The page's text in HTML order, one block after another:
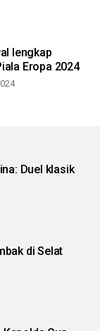
lengkap
Eropa 2024
Duel klasik
di Selat